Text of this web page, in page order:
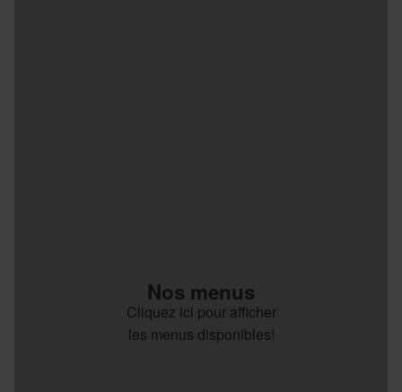
Nos menus
Cliquez ici pour afficher
les menus disponibles!